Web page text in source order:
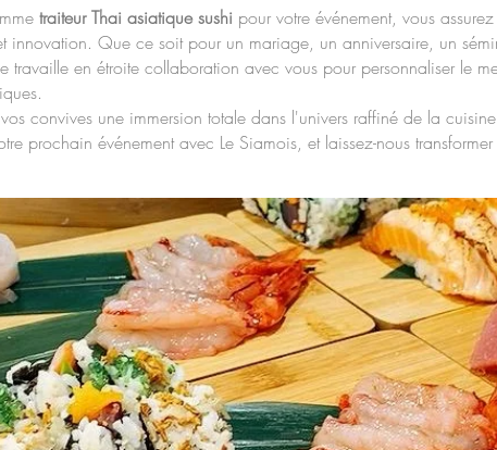
traiteur Thai asiatique sushi pour votre événement, vous
innovation. Que ce soit pour un mariage, un anniversaire, un
travaille en étroite collaboration avec vous pour personnaliser le
convives une immersion totale dans l'univers raffiné de la
prochain événement avec Le Siamois, et laissez-nous